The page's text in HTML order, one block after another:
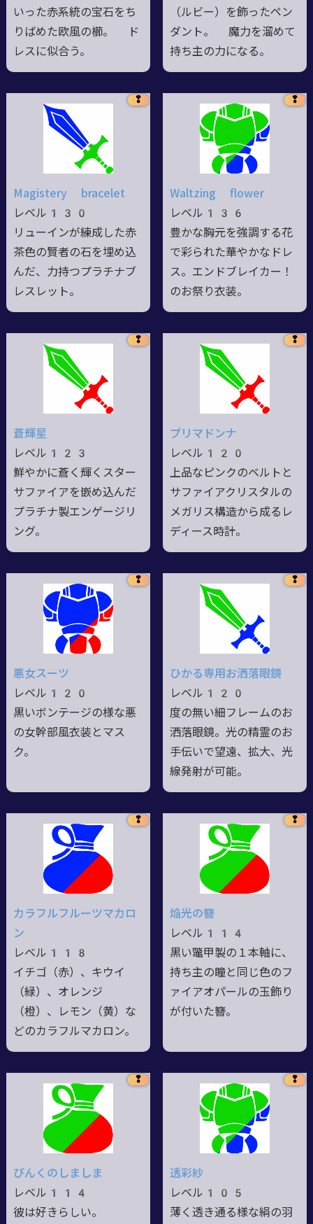
いった赤系統の宝石をち
りばめた欧風の櫛。 ド
レスに似合う。
（ルビー）を飾ったペン
ダント。 魔力を溜めて
持ち主の力になる。
❢
Magistery bracelet
レベル130
リューインが練成した赤
茶色の賢者の石を埋め込
んだ、力持つプラチナブ
レスレット。
❢
Waltzing flower
レベル136
豊かな胸元を強調する花
で彩られた華やかなドレ
ス。エンドブレイカー！
のお祭り衣装。
❢
蒼輝星
レベル123
鮮やかに蒼く輝くスター
サファイアを嵌め込んだ
プラチナ製エンゲージリ
ング。
❢
プリマドンナ
レベル120
上品なピンクのベルトと
サファイアクリスタルの
メガリス構造から成るレ
ディース時計。
❢
悪女スーツ
レベル120
黒いボンテージの様な悪
の女幹部風衣装とマス
ク。
❢
ひかる専用お洒落眼鏡
レベル120
度の無い細フレームのお
洒落眼鏡。光の精霊のお
手伝いで望遠、拡大、光
線発射が可能。
❢
カラフルフルーツマカロ
ン
レベル118
イチゴ（赤）、キウイ
（緑）、オレンジ
（橙）、レモン（黄）な
どのカラフルマカロン。
❢
焔光の簪
レベル114
黒い鼈甲製の１本軸に、
持ち主の瞳と同じ色のフ
ァイアオパールの玉飾り
が付いた簪。
❢
ぴんくのしましま
レベル114
彼は好きらしい。
❢
透彩紗
レベル105
薄く透き通る様な絹の羽